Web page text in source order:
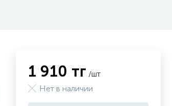
1 910 тг /шт
Нет в наличии